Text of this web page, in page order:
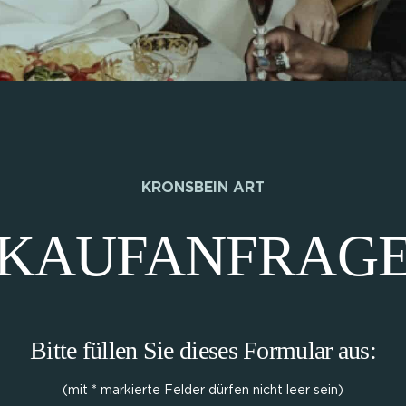
KRONSBEIN ART
Bitte füllen Sie dieses Formular aus:
(mit * markierte Felder dürfen nicht leer sein)